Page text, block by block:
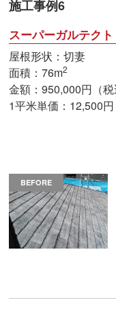
施工事例6
スーパーガルテクト
屋根形状：切妻
面積：76m2
金額：950,000円（税
1平米単価：12,500円
BEFORE